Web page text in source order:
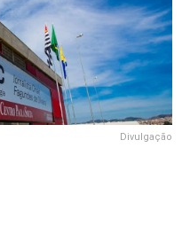
Divulgação